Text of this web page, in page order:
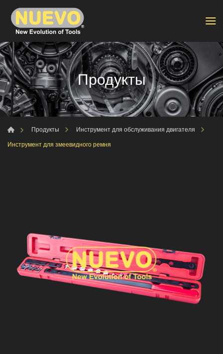
Продукты
Продукты
Инструмент для обслуживания двигателя
Инструмент для змеевидного ремня